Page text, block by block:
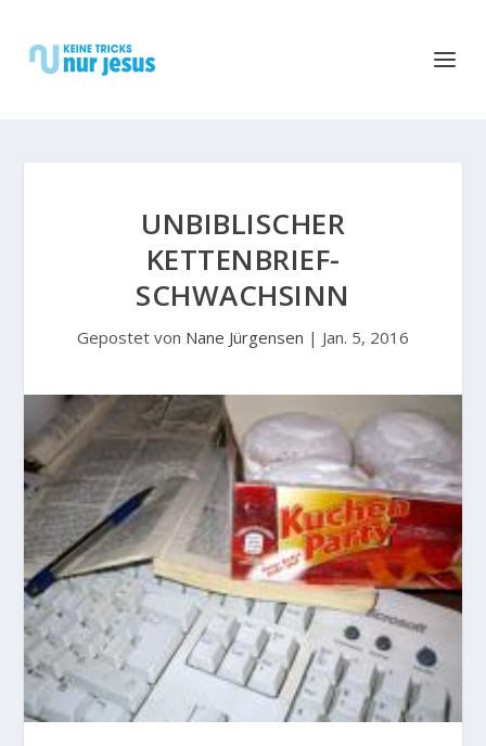
UNBIBLISCHER
KETTENBRIEF-
SCHWACHSINN
Gepostet von Nane Jürgensen | Jan. 5, 2016